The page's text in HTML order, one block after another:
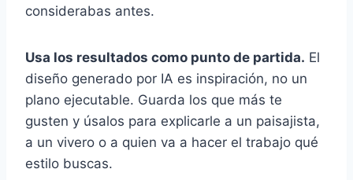
considerabas antes.
Usa los resultados como punto de partida. El
diseño generado por IA es inspiración, no un
plano ejecutable. Guarda los que más te
gusten y úsalos para explicarle a un paisajista,
a un vivero o a quien va a hacer el trabajo qué
estilo buscas.